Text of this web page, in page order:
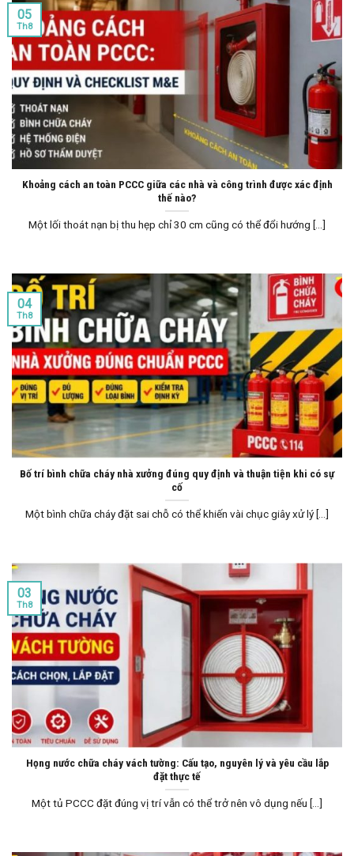
Khoảng cách an toàn PCCC giữa các nhà và công trình được xác định
thế nào?
Một lối thoát nạn bị thu hẹp chỉ 30 cm cũng có thể đổi hướng [...]
05
Th8
Bố trí bình chữa cháy nhà xưởng đúng quy định và thuận tiện khi có sự
cố
Một bình chữa cháy đặt sai chỗ có thể khiến vài chục giây xử lý [...]
04
Th8
Họng nước chữa cháy vách tường: Cấu tạo, nguyên lý và yêu cầu lắp
đặt thực tế
Một tủ PCCC đặt đúng vị trí vẫn có thể trở nên vô dụng nếu [...]
03
Th8